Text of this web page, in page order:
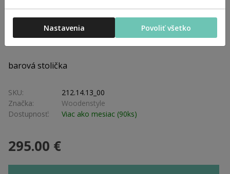
Barová stolička DYLAN BARSTOOL
barová stolička
SKU:
212.14.13_00
Značka:
Woodenstyle
Dostupnosť:
Viac ako mesiac (90ks)
295.00 €
Nastavenia Povoliť všetko